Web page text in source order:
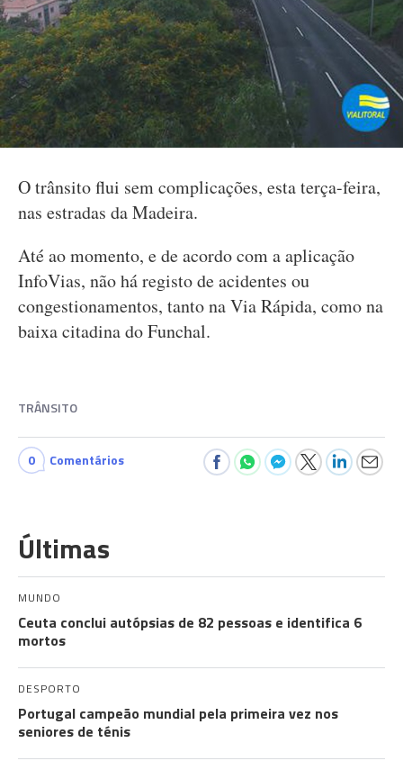
O trânsito flui sem complicações, esta terça-feira,
nas estradas da Madeira.
Até ao momento, e de acordo com a aplicação
InfoVias, não há registo de acidentes ou
congestionamentos, tanto na Via Rápida, como na
baixa citadina do Funchal.
TRÂNSITO
0 Comentários
Últimas
MUNDO
Ceuta conclui autópsias de 82 pessoas e identifica 6
mortos
DESPORTO
Portugal campeão mundial pela primeira vez nos
seniores de ténis